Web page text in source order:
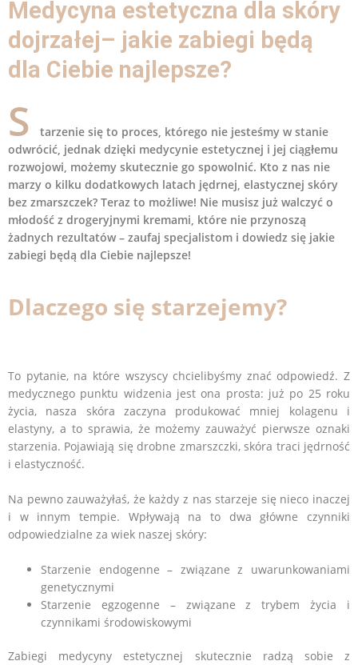
Medycyna estetyczna dla skóry
dojrzałej– jakie zabiegi będą
dla Ciebie najlepsze?
S
tarzenie się to proces, którego nie jesteśmy w stanie
odwrócić, jednak dzięki medycynie estetycznej i jej ciągłemu
rozwojowi, możemy skutecznie go spowolnić. Kto z nas nie
marzy o kilku dodatkowych latach jędrnej, elastycznej skóry
bez zmarszczek? Teraz to możliwe! Nie musisz już walczyć o
młodość z drogeryjnymi kremami, które nie przynoszą
żadnych rezultatów – zaufaj specjalistom i dowiedz się jakie
zabiegi będą dla Ciebie najlepsze!
Dlaczego się starzejemy?
To pytanie, na które wszyscy chcielibyśmy znać odpowiedź. Z
medycznego punktu widzenia jest ona prosta: już po 25 roku
życia, nasza skóra zaczyna produkować mniej kolagenu i
elastyny, a to sprawia, że możemy zauważyć pierwsze oznaki
starzenia. Pojawiają się drobne zmarszczki, skóra traci jędrność
i elastyczność.
Na pewno zauważyłaś, że każdy z nas starzeje się nieco inaczej
i w innym tempie. Wpływają na to dwa główne czynniki
odpowiedzialne za wiek naszej skóry:
Starzenie endogenne – związane z uwarunkowaniami
genetycznymi
Starzenie egzogenne – związane z trybem życia i
czynnikami środowiskowymi
Zabiegi medycyny estetycznej skutecznie radzą sobie z